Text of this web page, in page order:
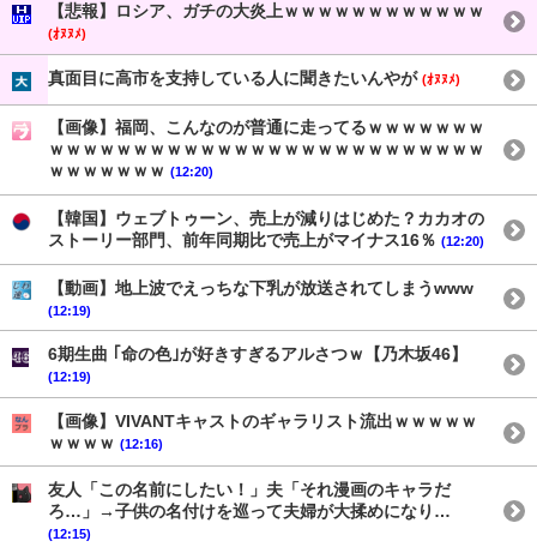
【悲報】ロシア、ガチの大炎上ｗｗｗｗｗｗｗｗｗｗｗｗ
(ｵﾇﾇﾒ)
真面目に高市を支持している人に聞きたいんやが (ｵﾇﾇﾒ)
【画像】福岡、こんなのが普通に走ってるｗｗｗｗｗｗｗ
ｗｗｗｗｗｗｗｗｗｗｗｗｗｗｗｗｗｗｗｗｗｗｗｗｗｗ
ｗｗｗｗｗｗｗ (12:20)
【韓国】ウェブトゥーン、売上が減りはじめた？カカオの
ストーリー部門、前年同期比で売上がマイナス16％ (12:20)
【動画】地上波でえっちな下乳が放送されてしまうwww
(12:19)
6期生曲 ｢命の色｣が好きすぎるアルさつｗ【乃木坂46】
(12:19)
【画像】VIVANTキャストのギャラリスト流出ｗｗｗｗｗ
ｗｗｗｗ (12:16)
友人「この名前にしたい！」夫「それ漫画のキャラだ
ろ…」→子供の名付けを巡って夫婦が大揉めになり…
(12:15)